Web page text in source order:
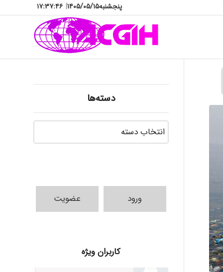
پنجشنبه۱۴۰۵/۰۵/۱۵| ۱۷:۳۷:۴۸
دسته‌ها
دسته‌ها
ورود عضویت
کاربران ویژه